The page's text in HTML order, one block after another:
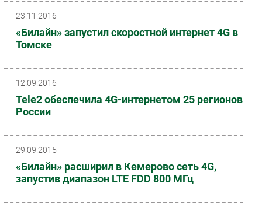
23.11.2016
«Билайн» запустил скоростной интернет 4G в
Томске
12.09.2016
Tele2 обеспечила 4G-интернетом 25 регионов
России
29.09.2015
«Билайн» расширил в Кемерово сеть 4G,
запустив диапазон LTE FDD 800 МГц